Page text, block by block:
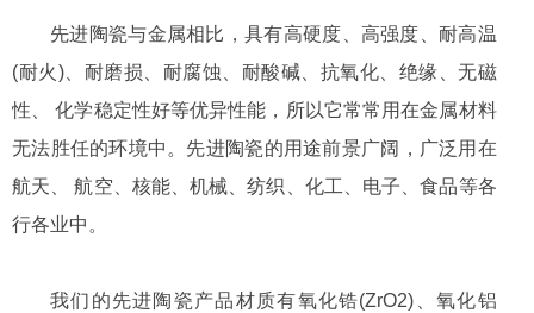
先进陶瓷与金属相比，具有高硬度、高强度、耐高温
(耐火)、耐磨损、耐腐蚀、耐酸碱、抗氧化、绝缘、无磁
性、 化学稳定性好等优异性能，所以它常常用在金属材料
无法胜任的环境中。先进陶瓷的用途前景广阔，广泛用在
航天、 航空、核能、机械、纺织、化工、电子、食品等各
行各业中。
我们的先进陶瓷产品材质有氧化锆(ZrO2)、氧化铝